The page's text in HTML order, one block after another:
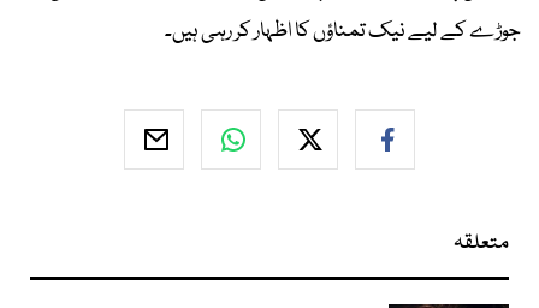
جوڑے کے لیے نیک تمناؤں کا اظہار کر رہی ہیں۔
متعلقہ